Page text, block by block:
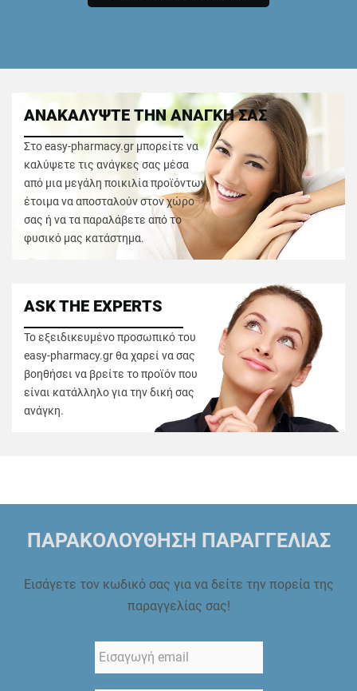
ΑΝΑΚΑΛΥΨΤΕ ΤΗΝ ΑΝΑΓΚΗ ΣΑΣ
Στο easy-pharmacy.gr μπορείτε να
καλύψετε τις ανάγκες σας μέσα
από μια μεγάλη ποικιλία προϊόντων
έτοιμα να αποσταλούν στον χώρο
σας ή να τα παραλάβετε από το
φυσικό μας κατάστημα.
ASK THE EXPERTS
Το εξειδικευμένο προσωπικό του
easy-pharmacy.gr θα χαρεί να σας
βοηθήσει να βρείτε το προϊόν που
είναι κατάλληλο για την δική σας
ανάγκη.
ΠΑΡΑΚΟΛΟΥΘΗΣΗ ΠΑΡΑΓΓΕΛΙΑΣ
Εισάγετε τον κωδικό σας για να δείτε την πορεία της
παραγγελίας σας!